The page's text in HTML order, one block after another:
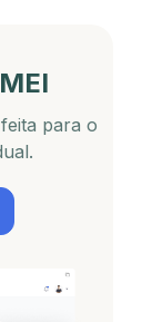
para o